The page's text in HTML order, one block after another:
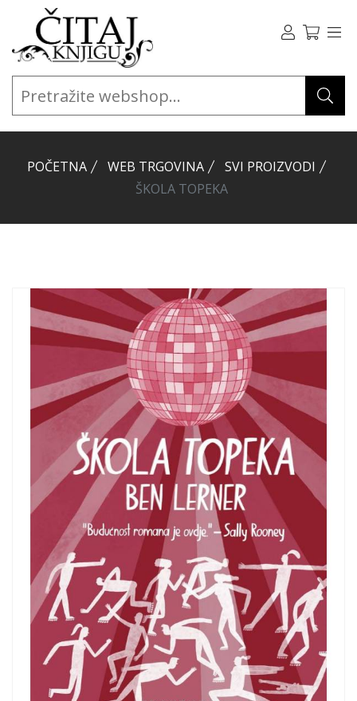
POČETNA WEB TRGOVINA
SVI PROIZVODI
ŠKOLA TOPEKA